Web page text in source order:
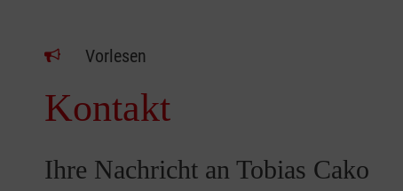
Vorlesen
Kontakt
Ihre Nachricht an Tobias Cako